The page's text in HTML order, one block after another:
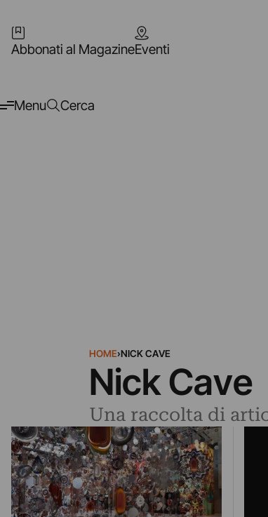
Abbonati al MagazineEventi
Menu Cerca
HOME›NICK CAVE
Nick Cave
Una raccolta di